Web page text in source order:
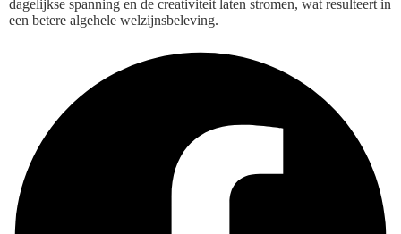
dagelijkse spanning en de creativiteit laten stromen, wat resulteert in
een betere algehele welzijnsbeleving.